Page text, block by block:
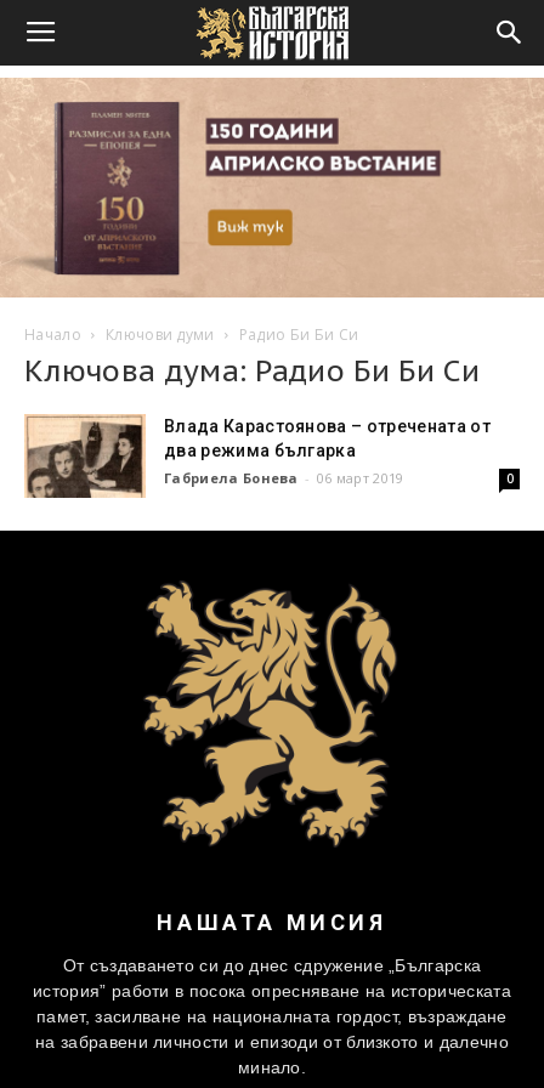
Начало Ключови думи Радио Би Би Си
Ключова дума: Радио Би Би Си
Влада Карастоянова – отречената от
два режима българка
Габриела Бонева - 06 март 2019 0
НАШАТА МИСИЯ
От създаването си до днес сдружение „Българска
история” работи в посока опресняване на историческата
памет, засилване на националната гордост, възраждане
на забравени личности и епизоди от близкото и далечно
минало.